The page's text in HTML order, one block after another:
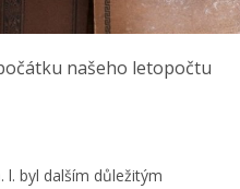
našeho letopočtu
l. byl dalším důležitým